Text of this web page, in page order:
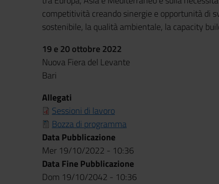
competitività creando sinergie e opportunità di
sostenibile, la qualità ambientale, la capacity
19 e 20 ottobre 2022
Nuova Fiera del Levante
Bari
Allegati
Sessioni di lavoro
Bozza di programma
Data Pubblicazione
Mer 19/10/2022 - 10:36
Data Fine Pubblicazione
Dom 19/10/2042 - 10:36